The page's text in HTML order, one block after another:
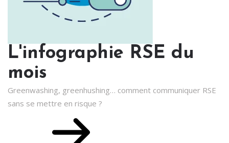
L'infographie RSE du
mois
Greenwashing, greenhushing… comment communiquer RSE
sans se mettre en risque ?